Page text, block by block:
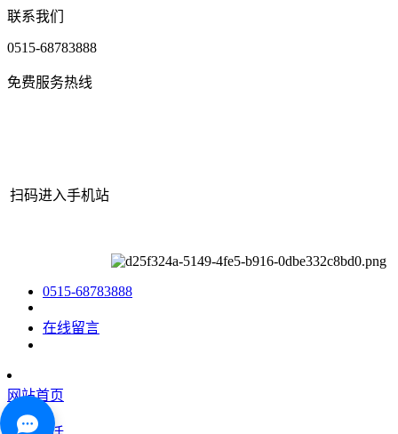
联系我们
0515-68783888
免费服务热线
扫码进入手机站
0515-68783888
在线留言
网站首页